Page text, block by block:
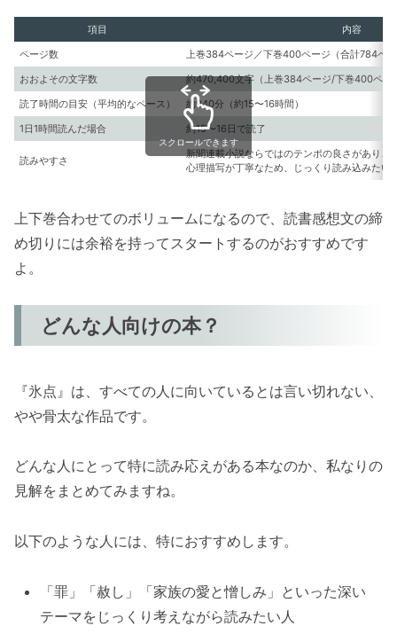
項目
内容
ページ数
上巻384ページ／下巻400ページ（合計784ペ
おおよその文字数
約470,400文字（上巻384ページ/下巻400ペー
読了時間の目安（平均的なペース）
約940分（約15〜16時間）
1日1時間読んだ場合
約15〜16日で読了
読みやすさ
新聞連載小説ならではのテンポの良さがあり、
心理描写が丁寧なため、じっくり読み込みたい
スクロールできます
上下巻合わせてのボリュームになるので、読書感想文の締
め切りには余裕を持ってスタートするのがおすすめです
よ。
どんな人向けの本？
『氷点』は、すべての人に向いているとは言い切れない、
やや骨太な作品です。
どんな人にとって特に読み応えがある本なのか、私なりの
見解をまとめてみますね。
以下のような人には、特におすすめします。
「罪」「赦し」「家族の愛と憎しみ」といった深い
テーマをじっくり考えながら読みたい人